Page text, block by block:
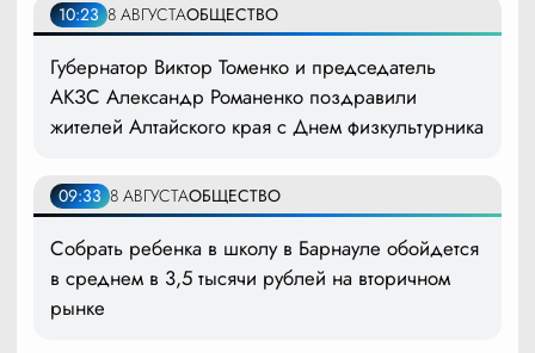
10:23 8 АВГУСТАОБЩЕСТВО
Губернатор Виктор Томенко и председатель
АКЗС Александр Романенко поздравили
жителей Алтайского края с Днем физкультурника
09:33 8 АВГУСТАОБЩЕСТВО
Собрать ребенка в школу в Барнауле обойдется
в среднем в 3,5 тысячи рублей на вторичном
рынке